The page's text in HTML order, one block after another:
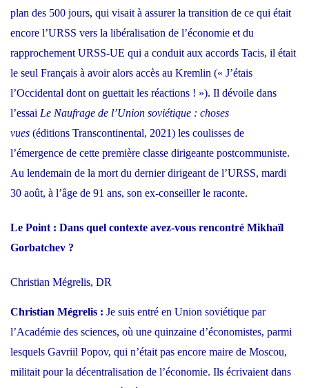
plan des 500 jours, qui visait à assurer la transition de ce qui était
encore l’URSS vers la libéralisation de l’économie et du
rapprochement URSS-UE qui a conduit aux accords Tacis, il était
le seul Français à avoir alors accès au Kremlin (« J’étais
l’Occidental dont on guettait les réactions ! »). Il dévoile dans
l’essai Le Naufrage de l’Union soviétique : choses
vues (éditions Transcontinental, 2021) les coulisses de
l’émergence de cette première classe dirigeante postcommuniste.
Au lendemain de la mort du dernier dirigeant de l’URSS, mardi
30 août, à l’âge de 91 ans, son ex-conseiller le raconte.
Le Point : Dans quel contexte avez-vous rencontré Mikhaïl
Gorbatchev ?
Christian Mégrelis, DR
Christian Mégrelis : Je suis entré en Union soviétique par
l’Académie des sciences, où une quinzaine d’économistes, parmi
lesquels Gavriil Popov, qui n’était pas encore maire de Moscou,
militait pour la décentralisation de l’économie. Ils écrivaient dans